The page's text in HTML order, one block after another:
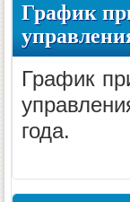
График
График
года.